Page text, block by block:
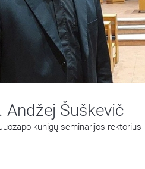
Andžej Šuškevič
kunigų seminarijos rektorius